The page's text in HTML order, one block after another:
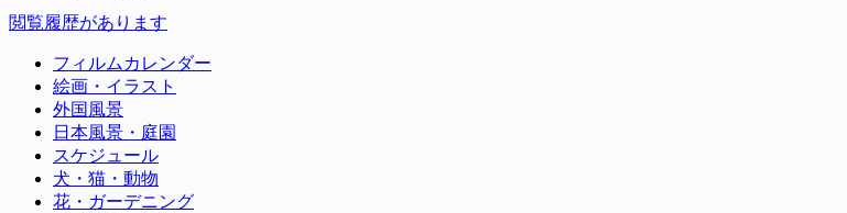
閲覧履歴があります
フィルムカレンダー
絵画・イラスト
外国風景
日本風景・庭園
スケジュール
犬・猫・動物
花・ガーデニング